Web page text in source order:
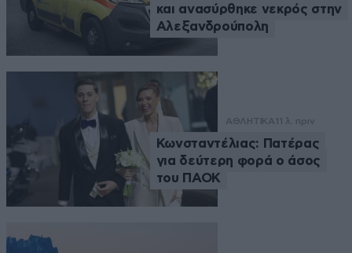
και ανασύρθηκε νεκρός στην
Αλεξανδρούπολη
ΑΘΛΗΤΙΚΑ 11 λ. πριν
Κωνσταντέλιας: Πατέρας
για δεύτερη φορά ο άσος
του ΠΑΟΚ